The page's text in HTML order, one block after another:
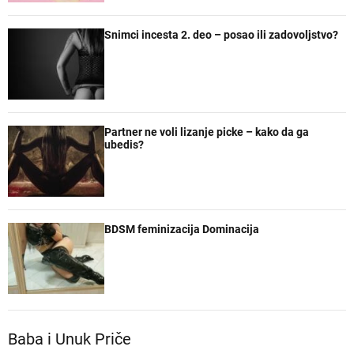
Snimci incesta 2. deo – posao ili zadovoljstvo?
Partner ne voli lizanje picke – kako da ga
ubedis?
BDSM feminizacija Dominacija
Baba i Unuk Priče